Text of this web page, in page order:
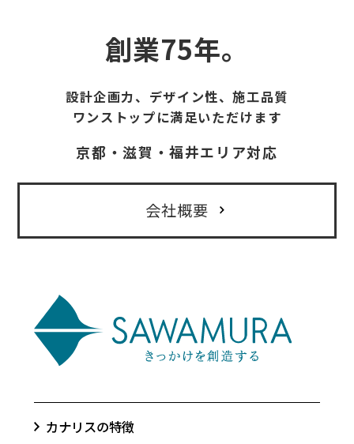
創業75年。
設計企画力、デザイン性、施工品質
ワンストップに満足いただけます
京都・滋賀・福井エリア対応
会社概要
カナリスの特徴